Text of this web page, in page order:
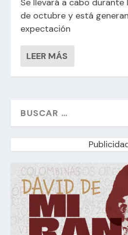
Se llevará a cabo durante
de octubre y está
expectación
LEER MÁS